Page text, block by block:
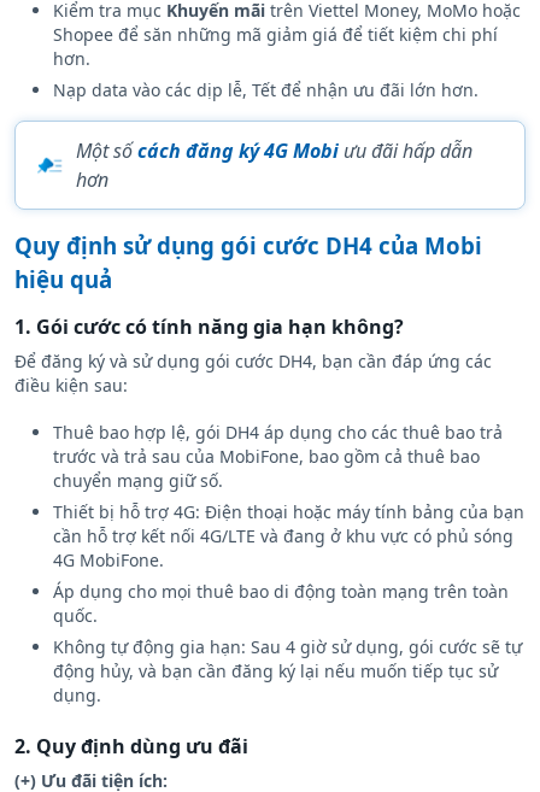
Kiểm tra mục Khuyến mãi trên Viettel Money, MoMo hoặc
Shopee để săn những mã giảm giá để tiết kiệm chi phí
hơn.
Nạp data vào các dịp lễ, Tết để nhận ưu đãi lớn hơn.
Một sốcách đăng ký 4G Mobiưu đãi hấp dẫn
hơn
Quy định sử dụng gói cước DH4 của Mobi
hiệu quả
1. Gói cước có tính năng gia hạn không?
Để đăng ký và sử dụng gói cước DH4, bạn cần đáp ứng các
điều kiện sau:
Thuê bao hợp lệ, gói DH4 áp dụng cho các thuê bao trả
trước và trả sau của MobiFone, bao gồm cả thuê bao
chuyển mạng giữ số.
Thiết bị hỗ trợ 4G: Điện thoại hoặc máy tính bảng của bạn
cần hỗ trợ kết nối 4G/LTE và đang ở khu vực có phủ sóng
4G MobiFone.
Áp dụng cho mọi thuê bao di động toàn mạng trên toàn
quốc.
Không tự động gia hạn: Sau 4 giờ sử dụng, gói cước sẽ tự
động hủy, và bạn cần đăng ký lại nếu muốn tiếp tục sử
dụng.
2. Quy định dùng ưu đãi
(+) Ưu đãi tiện ích: